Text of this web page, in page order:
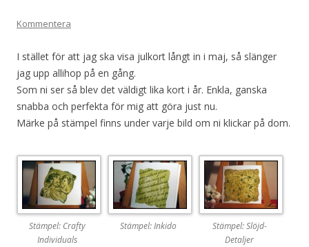
Kommentera
I stället för att jag ska visa julkort långt in i maj, så slänger
jag upp allihop på en gång.
Som ni ser så blev det väldigt lika kort i år. Enkla, ganska
snabba och perfekta för mig att göra just nu.
Märke på stämpel finns under varje bild om ni klickar på dom.
Stämpel: Crafty
Individuals
Stämpel: Inkido
Stämpel: Slöjd-
Detaljer